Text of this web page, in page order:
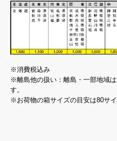
※消費税込み
※離島他の扱い：離島・一部地域
す。
※お荷物の箱サイズの目安は80サイ